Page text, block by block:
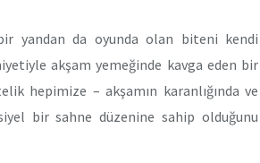
yandan da oyunda olan biteni kendi
akşam yemeğinde kavga eden bir
hepimize – akşamın karanlığında ve
bir sahne düzenine sahip olduğunu